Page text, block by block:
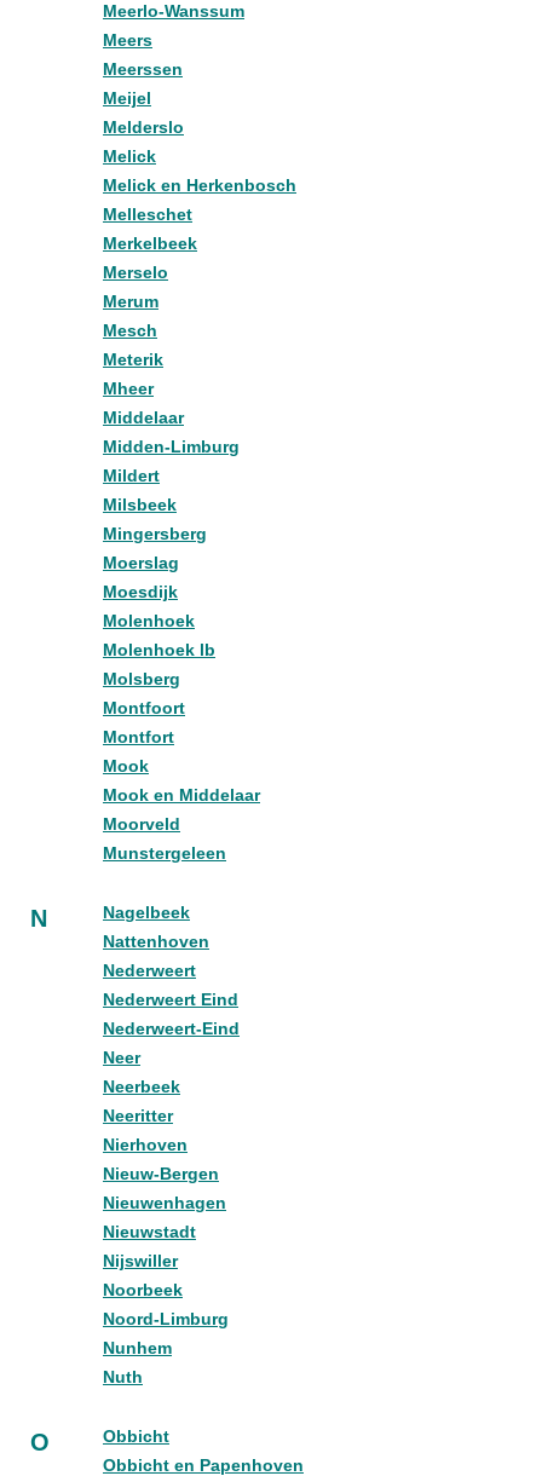
Meerlo-Wanssum
Meers
Meerssen
Meijel
Melderslo
Melick
Melick en Herkenbosch
Melleschet
Merkelbeek
Merselo
Merum
Mesch
Meterik
Mheer
Middelaar
Midden-Limburg
Mildert
Milsbeek
Mingersberg
Moerslag
Moesdijk
Molenhoek
Molenhoek lb
Molsberg
Montfoort
Montfort
Mook
Mook en Middelaar
Moorveld
Munstergeleen
N
Nagelbeek
Nattenhoven
Nederweert
Nederweert Eind
Nederweert-Eind
Neer
Neerbeek
Neeritter
Nierhoven
Nieuw-Bergen
Nieuwenhagen
Nieuwstadt
Nijswiller
Noorbeek
Noord-Limburg
Nunhem
Nuth
O
Obbicht
Obbicht en Papenhoven